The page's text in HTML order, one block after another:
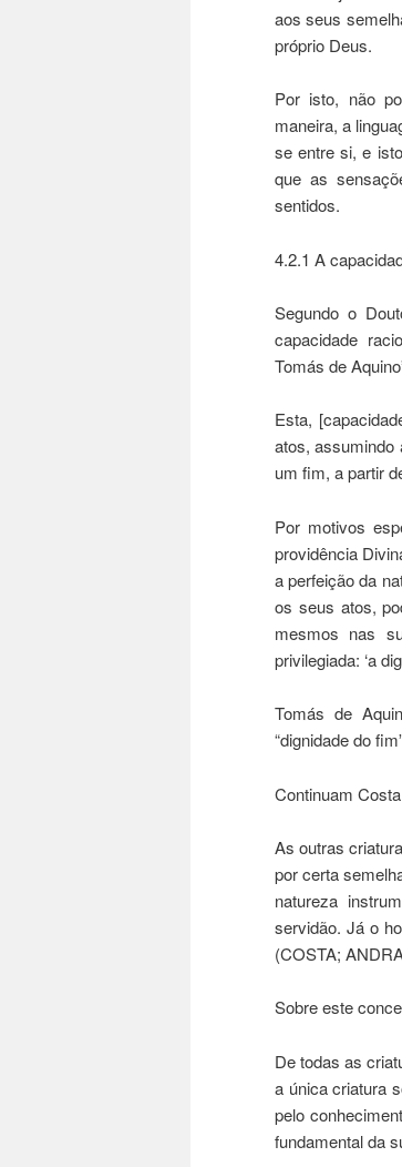
aos seus
próprio Deus.
Por isto, não
maneira, a
se entre si, e
que as
sentidos.
4.2.1 A
Segundo o
capacidade
Tomás de
Esta,
atos, assumindo
um fim, a partir
Por motivos
providência
a perfeição da
os seus atos,
mesmos nas
privilegiada: ‘a
Tomás de
“dignidade do
Continuam
As outras
por certa
natureza
servidão. Já o
(COSTA;
Sobre este
De todas as
a única criatura
pelo
fundamental da